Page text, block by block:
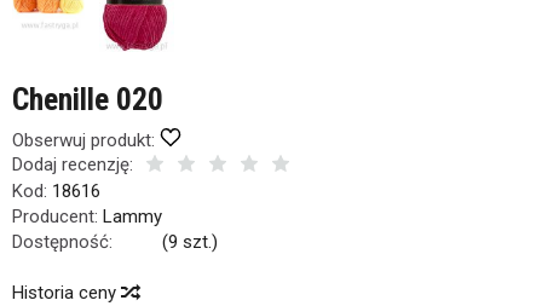
Chenille 020
Obserwuj produkt:
Dodaj recenzję:
Kod: 18616
Producent: Lammy
Dostępność:
(9 szt.)
Historia ceny